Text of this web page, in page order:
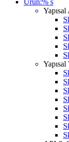
Ürün:% s
Yapısal